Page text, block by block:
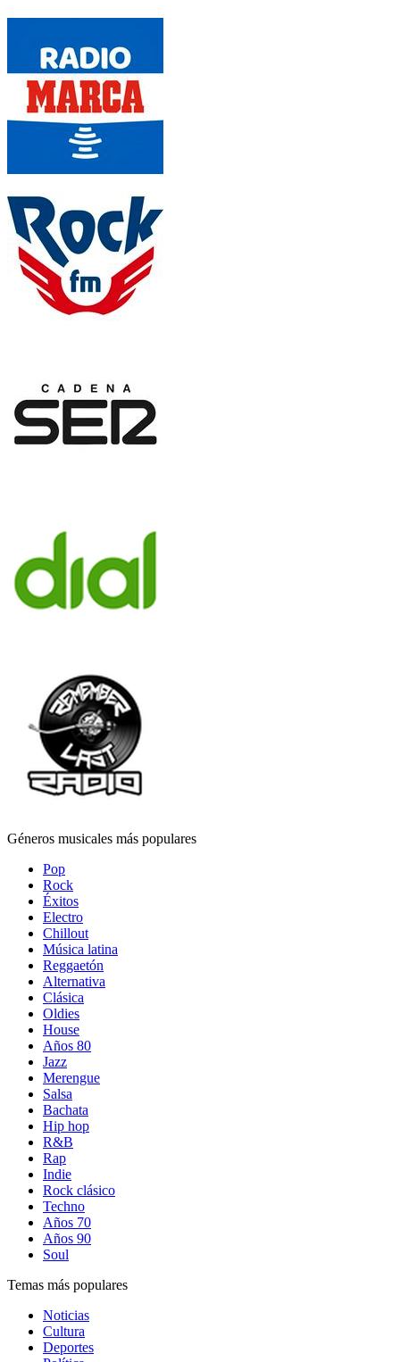
Géneros musicales más populares
Pop
Rock
Éxitos
Electro
Chillout
Música latina
Reggaetón
Alternativa
Clásica
Oldies
House
Años 80
Jazz
Merengue
Salsa
Bachata
Hip hop
R&B
Rap
Indie
Rock clásico
Techno
Años 70
Años 90
Soul
Temas más populares
Noticias
Cultura
Deportes